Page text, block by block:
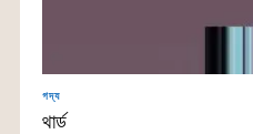
গদ্য
থার্ড